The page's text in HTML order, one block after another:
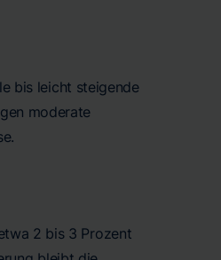
bis leicht steigende
moderate
2 bis 3 Prozent